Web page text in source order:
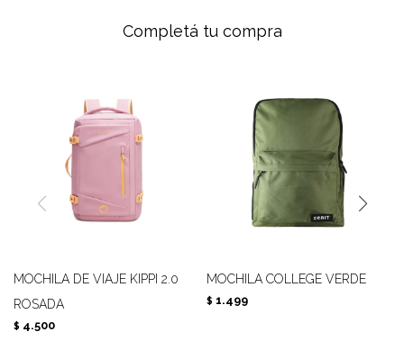
Completá tu compra
MOCHILA DE VIAJE KIPPI 2.0
ROSADA
$ 4.500
MOCHILA COLLEGE VERDE
$ 1.499